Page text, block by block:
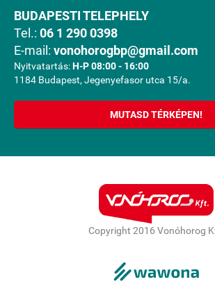
BUDAPESTI TELEPHELY
Tel.: 06 1 290 0398
E-mail: vonohorogbp@gmail.com
Nyitvatartás:H-P 08:00 - 16:00
1184 Budapest, Jegenyefasor utca 15/a.
MUTASD TÉRKÉPEN!
Copyright 2016 Vonóhorog